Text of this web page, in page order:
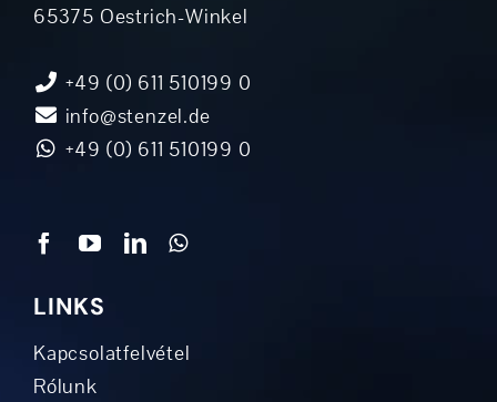
65375 Oestrich-Winkel
+49 (0) 611 510199 0
info@stenzel.de
+49 (0) 611 510199 0
LINKS
Kapcsolatfelvétel
Rólunk